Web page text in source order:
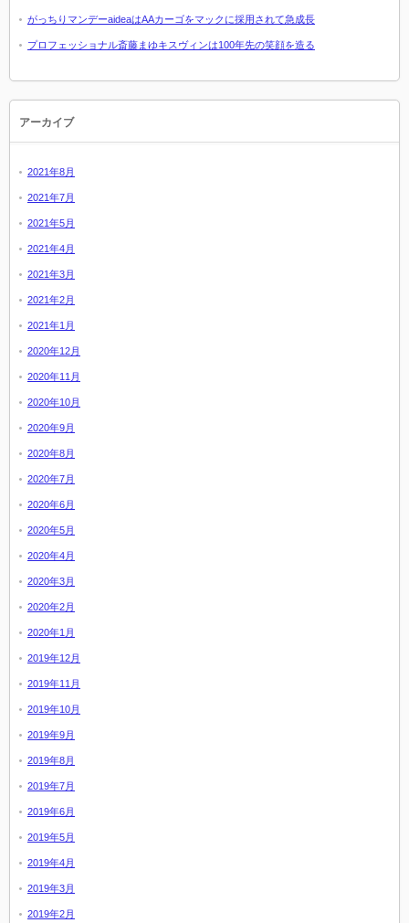
がっちりマンデーaideaはAAカーゴをマックに採用されて急成長
プロフェッショナル斎藤まゆキスヴィンは100年先の笑顔を造る
アーカイブ
2021年8月
2021年7月
2021年5月
2021年4月
2021年3月
2021年2月
2021年1月
2020年12月
2020年11月
2020年10月
2020年9月
2020年8月
2020年7月
2020年6月
2020年5月
2020年4月
2020年3月
2020年2月
2020年1月
2019年12月
2019年11月
2019年10月
2019年9月
2019年8月
2019年7月
2019年6月
2019年5月
2019年4月
2019年3月
2019年2月